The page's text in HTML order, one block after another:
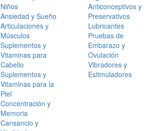
Niños
Ansiedad y Sueño
Articulaciones y
Músculos
Suplementos y
Vitaminas para
Cabello
Suplementos y
Vitaminas para la
Piel
Concentración y
Memoria
Cansancio y
Anticonceptivos y
Preservativos
Lubricantes
Pruebas de
Embarazo y
Ovulación
Vibradores y
Estimuladores